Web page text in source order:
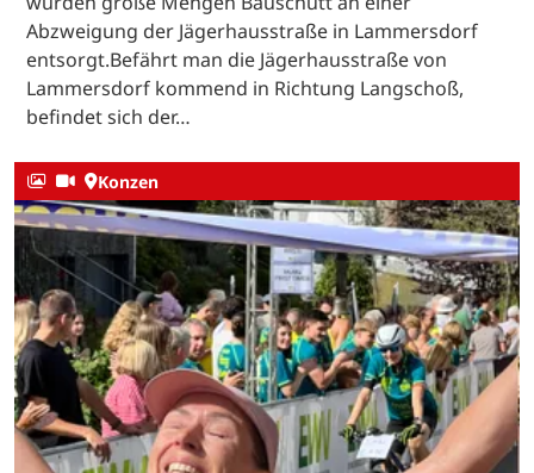
Abzweigung der Jägerhausstraße in Lammersdorf
entsorgt.Befährt man die Jägerhausstraße von
Lammersdorf kommend in Richtung Langschoß,
befindet sich der…
Konzen